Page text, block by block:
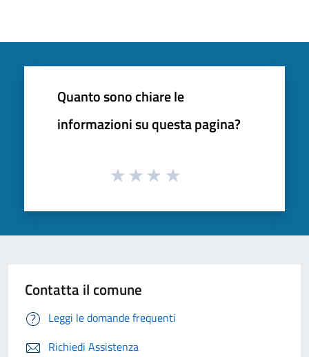
Quanto sono chiare le
informazioni su questa pagina?
Contatta il comune
Leggi le domande frequenti
Richiedi Assistenza